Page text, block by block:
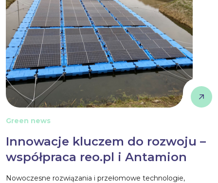
Green news
Innowacje kluczem do rozwoju –
współpraca reo.pl i Antamion
Nowoczesne rozwiązania i przełomowe technologie,